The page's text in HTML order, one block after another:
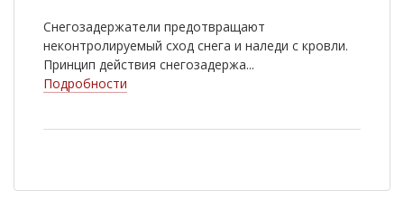
Снегозадержатели предотвращают
неконтролируемый сход снега и наледи с кровли.
Принцип действия снегозадержа...
Подробности